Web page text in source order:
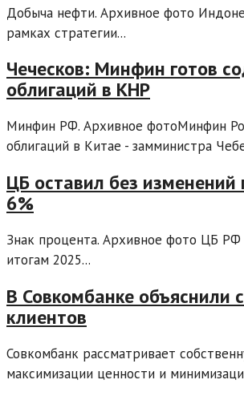
Добыча нефти. Архивное фото
рамках стратегии...
Чеческов: Минфин готов
облигаций в КНР
Минфин РФ. Архивное фотоМинфин
облигаций в Китае - замминистра
ЦБ оставил без изменений
6%
Знак процента. Архивное фото ЦБ РФ
итогам 2025...
В Совкомбанке объяснили
клиентов
Совкомбанк рассматривает
максимизации ценности и